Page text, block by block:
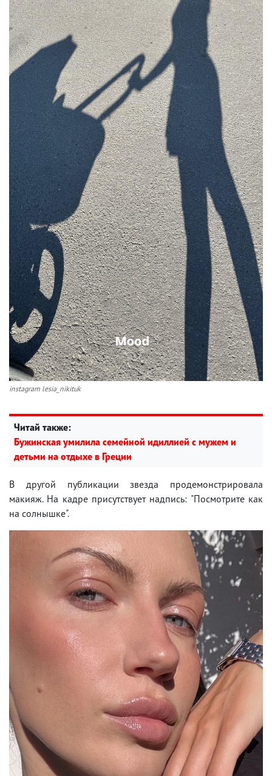
instagram lesia_nikituk
Читай также:
Бужинская умилила семейной идиллией с мужем и
детьми на отдыхе в Греции
В другой публикации звезда продемонстрировала
макияж. На кадре присутствует надпись: "Посмотрите как
на солнышке".